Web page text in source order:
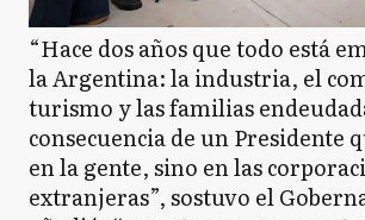
“Hace dos años que todo está
la Argentina: la industria, el
turismo y las familias
consecuencia de un Presidente
en la gente, sino en las
extranjeras”, sostuvo el